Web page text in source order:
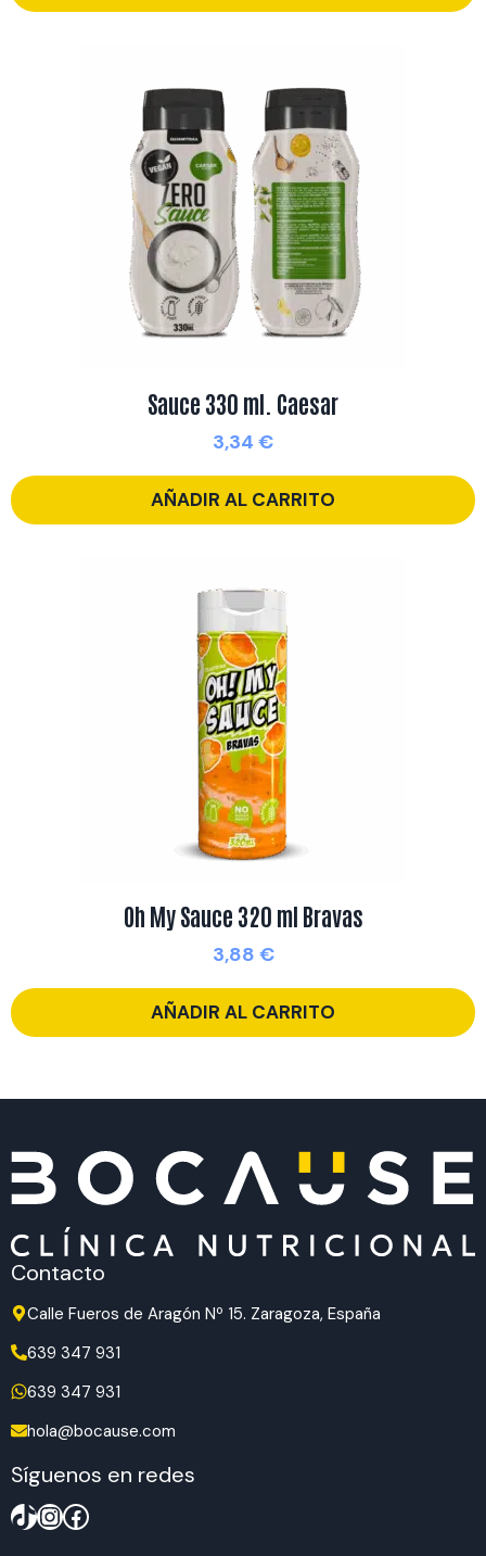
Sauce 330 ml. Caesar
3,34 €
AÑADIR AL CARRITO
Oh My Sauce 320 ml Bravas
3,88 €
AÑADIR AL CARRITO
Contacto
Calle Fueros de Aragón Nº 15. Zaragoza, España
639 347 931
639 347 931
hola@bocause.com
Síguenos en redes
TikTok
Instagram
Facebook